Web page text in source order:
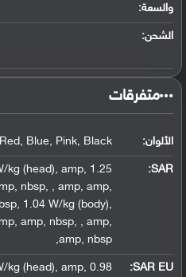
والسعة:
الشحن:
متفرقات
الألوان: Red, Blue, Pink, Black
SAR
:
1.25 W/kg (head)
, amp,
, nbsp, , amp, amp,
, 1.04 W/kg (body),
, amp, nbsp, , amp,
amp, nbsp
,
SAR EU:
0.98 W/kg (head)
, amp,